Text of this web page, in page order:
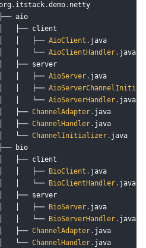
. itstack .demo . netty
aio
├── client
│   ├──
AioClient . java
│   └──
AioClientHandler . java
├── server
│   ├──
AioServer . java
│   ├──
│   └──
AioServerHandler . java
├──
ChannelAdapter . java
├──
ChannelHandler . java
└──
ChannelInitializer . java
bio
├── client
│   ├──
BioClient . java
│   └──
BioClientHandler . java
├── server
│   ├──
BioServer . java
│   └──
BioServerHandler . java
├──
ChannelAdapter . java
└──
ChannelHandler . java